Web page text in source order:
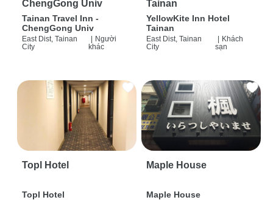
ChengGong Univ
Tainan Travel Inn -
ChengGong Univ
East Dist, Tainan
City
| Người
khác
Tainan
YellowKite Inn Hotel
Tainan
East Dist, Tainan
City
| Khách
sạn
Topl Hotel
Topl Hotel
Maple House
Maple House